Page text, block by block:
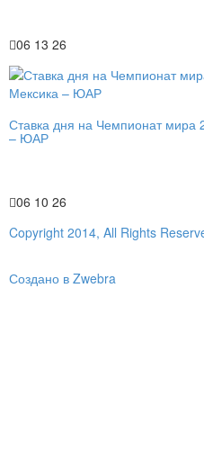
06 13 26
Ставка дня на Чемпионат мира
– ЮАР
06 10 26
Copyright 2014, All Rights
Создано в Zwebra